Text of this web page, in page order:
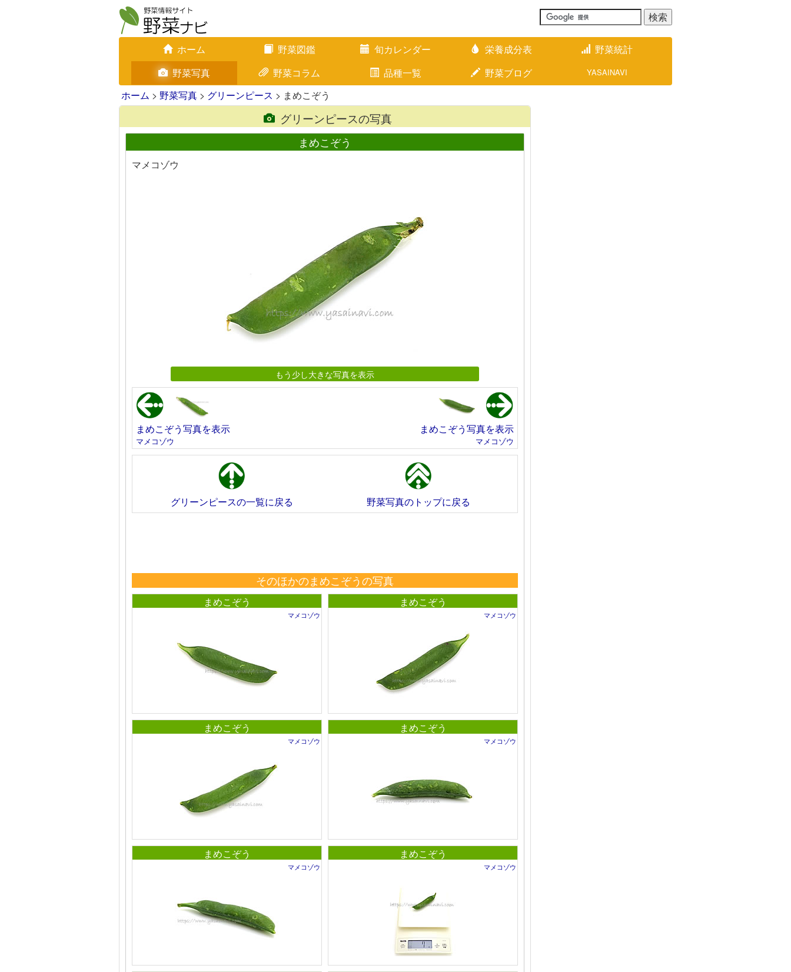
ホーム 野菜図鑑 旬カレンダー 栄養成分表
野菜統計
野菜写真
野菜コラム 品種一覧 野菜ブログ YASAINAVI
ホーム > 野菜写真 > グリーンピース > まめこぞう
グリーンピースの写真
まめこぞう
マメコゾウ
もう少し大きな写真を表示
まめこぞう写真を表示
マメコゾウ
まめこぞう写真を表示
マメコゾウ
グリーンピースの一覧に戻る 野菜写真のトップに戻る
そのほかのまめこぞうの写真
まめこぞう
マメコゾウ
まめこぞう
マメコゾウ
まめこぞう
マメコゾウ
まめこぞう
マメコゾウ
まめこぞう
マメコゾウ
まめこぞう
マメコゾウ